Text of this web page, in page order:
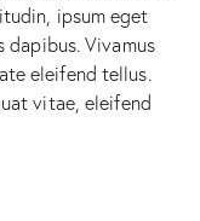
ipsum eget
Vivamus
eleifend tellus.
vitae, eleifend